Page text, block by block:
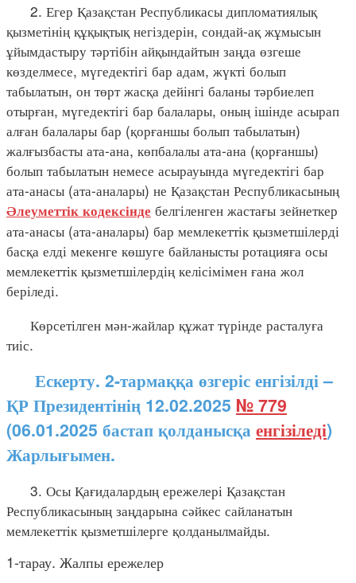
2. Егер Қазақстан Республикасы дипломатиялық
қызметінің құқықтық негіздерін, сондай-ақ жұмысын
ұйымдастыру тәртібін айқындайтын заңда өзгеше
көзделмесе, мүгедектігі бар адам, жүкті болып
табылатын, он төрт жасқа дейінгі баланы тәрбиелеп
отырған, мүгедектігі бар балалары, оның ішінде асырап
алған балалары бар (қорғаншы болып табылатын)
жалғызбасты ата-ана, көпбалалы ата-ана (қорғаншы)
болып табылатын немесе асырауында мүгедектігі бар
ата-анасы (ата-аналары) не Қазақстан Республикасының
Әлеуметтік кодексінде белгіленген жастағы зейнеткер
ата-анасы (ата-аналары) бар мемлекеттік қызметшілерді
басқа елді мекенге көшуге байланысты ротацияға осы
мемлекеттік қызметшілердің келісімімен ғана жол
беріледі.
Көрсетілген мән-жайлар құжат түрінде расталуға
тиіс.
Ескерту. 2-тармаққа өзгеріс енгізілді –
ҚР Президентінің 12.02.2025 № 779
(06.01.2025 бастап қолданысқа енгізіледі)
Жарлығымен.
3. Осы Қағидалардың ережелері Қазақстан
Республикасының заңдарына сәйкес сайланатын
мемлекеттік қызметшілерге қолданылмайды.
1-тарау. Жалпы ережелер